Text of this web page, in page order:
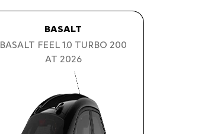
BASALT
BASALT FEEL 1.0 TURBO 200
AT 2026